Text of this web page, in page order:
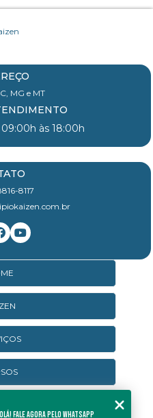
MG e MT
às 18:00h
8117
ONLINE
Fale agora pelo WhatsApp